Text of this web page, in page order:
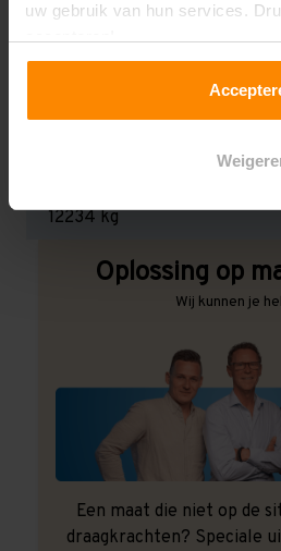
uw gebruik van hun services.
Kleur staanders:
Galva
Draagkracht per liggerniveau:
12234 kg
Oplossing op
Wij kunnen je
Een maat die niet op de
draagkrachten? Speciale